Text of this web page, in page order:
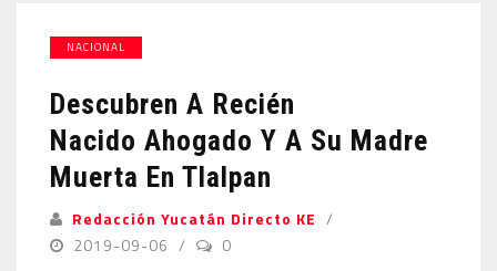
NACIONAL
Descubren A Recién
Nacido Ahogado Y A Su Madre
Muerta En Tlalpan
Redacción Yucatán Directo KE
2019-09-06
0